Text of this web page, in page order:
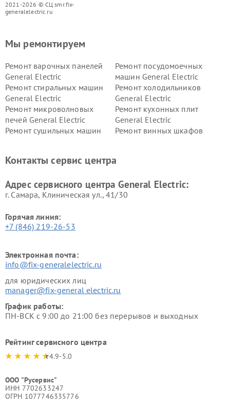
2021-2026 © СЦ smr.fix-
generalelectric.ru
Мы ремонтируем
Ремонт варочных панелей
General Electric
Ремонт посудомоечных
машин General Electric
Ремонт стиральных машин
General Electric
Ремонт холодильников
General Electric
Ремонт микроволновых
печей General Electric
Ремонт кухонных плит
General Electric
Ремонт сушильных машин
Ремонт винных шкафов
Electric
General Electric
Контакты сервис центра
Адрес сервисного центра General Electric:
г. Самара, Клиническая ул., 41/30
Горячая линия:
+7 (846) 219-26-53
Электронная почта:
info@fix-generalelectric.ru
для юридических лиц
manager@fix-general electric.ru
График работы:
ПН-ВСК с 9:00 до 21:00 без перерывов и выходных
Рейтинг сервисного центра
4.9-5.0
ООО "Русервис"
ИНН 7702633247
ОГРН 1077746335776